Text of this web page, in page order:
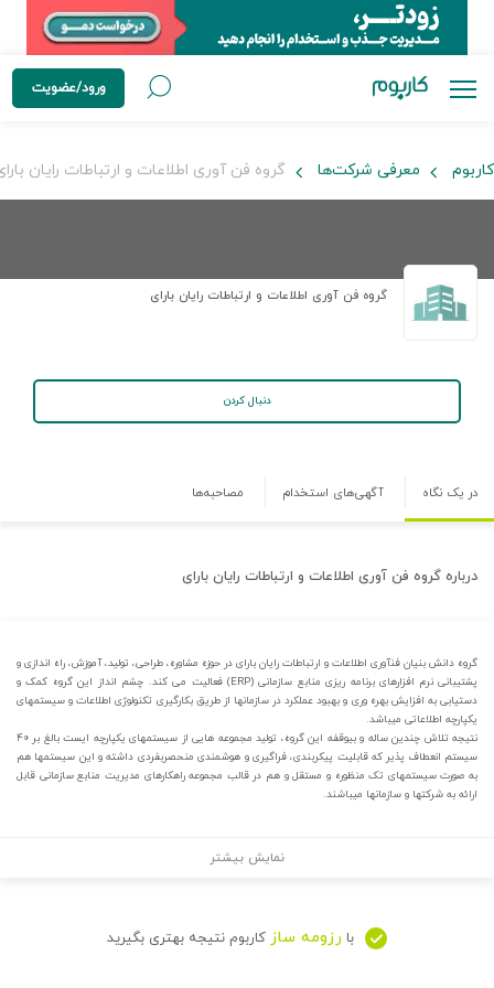
ورود/عضویت
کاربوم معرفی شرکت‌ها گروه فن آوری اطلاعات و ارتباطات رایان
گروه فن آوری اطلاعات و ارتباطات رایان بارای
دنبال کردن
در یک نگاه آگهی‌های استخدام مصاحبه‌ها
درباره گروه فن آوری اطلاعات و ارتباطات رایان بارای
گروه دانش بنیان فن‏آوری اطلاعات و ارتباطات رایان بارای در حوزه مشاوره، طراحی، تولید، آموزش، راه‏‏ اندازی و
پشتیبانی نرم ‏افزارهای برنامه ‏ریزی منابع سازمانی (ERP) فعالیت می کند. چشم انداز این گروه کمک و
دستیابی به افزایش بهره ‏وری و بهبود عملکرد در سازمان‏ها از طریق بکارگیری تکنولوژی اطلاعات و سیستم‏های
یکپارچه اطلاعاتی می‏‏باشد.
نتیجه تلاش چندین ساله و بی‏‏وقفه این گروه، تولید مجموعه ه‏ایی از سیستم‏های یکپارچه ‏ایست بالغ بر ۴۰
سیستم انعطاف پذیر که قابلیت پیکربندی، فراگیری و هوشمندی منحصربفردی داشته و این سیستم‏ها هم
به صورت سیستم‏های تک منظوره و مستقل و هم در قالب مجموعه راهکارهای مدیریت منابع سازمانی قابل
ارائه به شرکت‏ها و سازمان‏ها می‏باشند.
نمایش بیشتر
با رزومه ساز کاربوم نتیجه بهتری بگیرید